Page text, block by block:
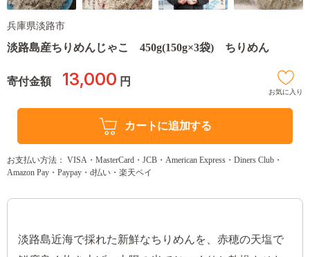
兵庫県淡路市
淡路島産ちりめんじゃこ 450g(150g×3袋) ちりめん
寄付金額 13,000 円
お気に入り
カートに追加する
お支払い方法： VISA・MasterCard・JCB・American Express・Diners Club・
Amazon Pay・Paypay・d払い・楽天ペイ
淡路島近海で採れた新鮮なちりめんを、赤穂の天塩で